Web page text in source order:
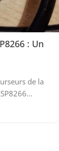
: Un
de la